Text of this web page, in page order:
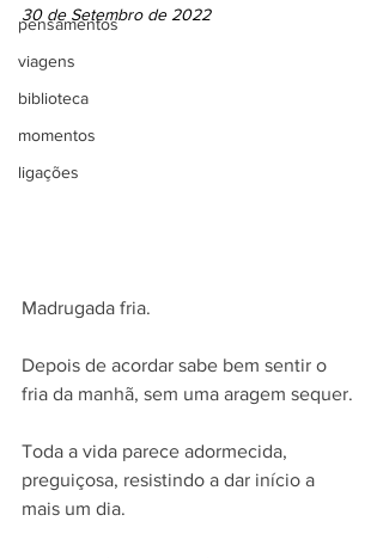
pensamentos
viagens
biblioteca
momentos
ligações
30 de Setembro de 2022
Madrugada fria.
Depois de acordar sabe bem sentir o
fria da manhã, sem uma aragem sequer.
Toda a vida parece adormecida,
preguiçosa, resistindo a dar início a
mais um dia.